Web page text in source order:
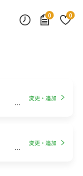
0
0
変更・追加
変更・追加